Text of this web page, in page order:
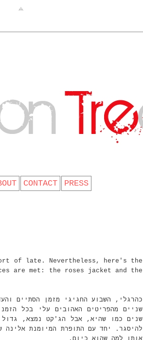
CONTACT PRESS
of late. Nevertheless, here's the
are met: the roses jacket and the
כהרגלי, השבוע החגיגי מזמן הסתיים
שניים מהפריטים האהובים עלי בכל
שנים כמו שהיא, אבל הג'קט נמצא, גדול
להיסגר. יחד עם התופרת המיומנת אלינה
אותו למה שהוא כיום.